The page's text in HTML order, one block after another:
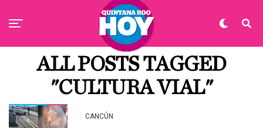
ALL POSTS TAGGED
"CULTURA VIAL"
CANCÚN